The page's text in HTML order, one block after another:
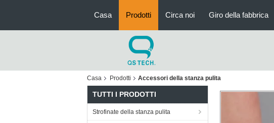
Casa Prodotti Circa noi Giro della fabbrica
Casa Prodotti Accessori della stanza pulita
TUTTI I PRODOTTI
Strofinate della stanza pulita